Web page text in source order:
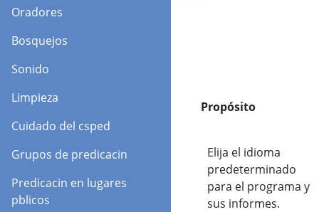
Oradores
Bosquejos
Sonido
Limpieza
Cuidado del csped
Grupos de predicacin
Predicacin en lugares
pblicos
Propósito
Idioma
Elija el idioma
predeterminado
para el programa y
sus informes.